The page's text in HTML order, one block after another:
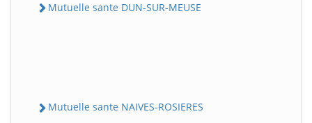
Mutuelle sante DUN-SUR-MEUSE
Mutuelle sante NAIVES-ROSIERES